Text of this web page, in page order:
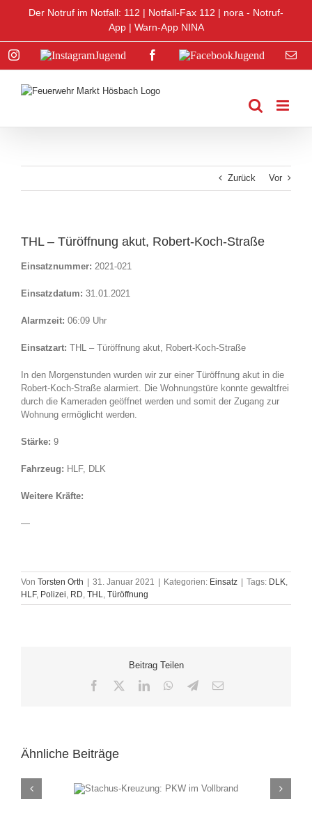
Der Notruf im Notfall: 112 | Notfall-Fax 112 | nora - Notruf-
App| Warn-App NINA
InstagramInstagram
Facebook
Facebook
E-
Zurück Vor
THL – Türöffnung akut, Robert-Koch-Straße
Einsatznummer: 2021-021
Einsatzdatum: 31.01.2021
Alarmzeit: 06:09 Uhr
Einsatzart: THL – Türöffnung akut, Robert-Koch-Straße
In den Morgenstunden wurden wir zur einer Türöffnung akut in die
Robert-Koch-Straße alarmiert. Die Wohnungstüre konnte gewaltfrei
durch die Kameraden geöffnet werden und somit der Zugang zur
Wohnung ermöglicht werden.
Stärke: 9
Fahrzeug: HLF, DLK
Weitere Kräfte:
—
Von Torsten Orth | 31. Januar 2021 | Kategorien: Einsatz | Tags: DLK,
HLF, Polizei, RD, THL, Türöffnung
Beitrag Teilen
Facebook LinkedInWhatsApp
Telegram
E-
Ähnliche Beiträge
PKW im